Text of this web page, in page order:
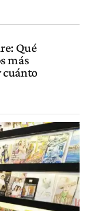
Qué
más
cuánto